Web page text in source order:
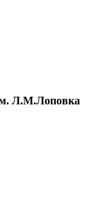
Л.М.Лоповка